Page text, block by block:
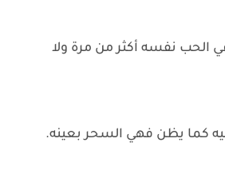
الحب نفسه أكثر من مرة ولا
كما يظن فهي السحر بعينه.